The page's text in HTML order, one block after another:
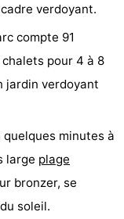
verdoyant.
compte 91
pour 4 à 8
jardin verdoyant
quelques minutes à
large plage
bronzer, se
soleil.